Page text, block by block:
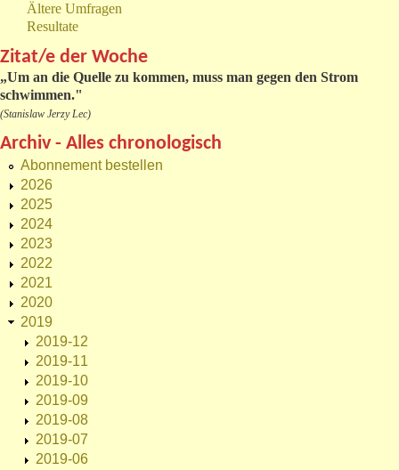
Ältere Umfragen
Resultate
Zitat/e der Woche
„Um an die Quelle zu kommen, muss man gegen den Strom
schwimmen."
(Stanislaw Jerzy Lec)
Archiv - Alles chronologisch
Abonnement bestellen
2026
2025
2024
2023
2022
2021
2020
2019
2019-12
2019-11
2019-10
2019-09
2019-08
2019-07
2019-06